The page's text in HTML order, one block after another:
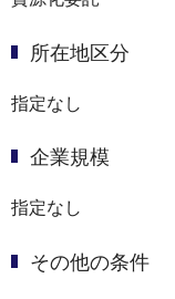
所在地区分
指定なし
企業規模
指定なし
その他の条件